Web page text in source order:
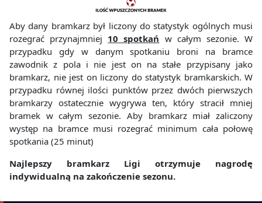
Aby dany bramkarz był liczony do statystyk ogólnych musi
rozegrać przynajmniej 10 spotkań w całym sezonie. W
przypadku gdy w danym spotkaniu broni na bramce
zawodnik z pola i nie jest on na stałe przypisany jako
bramkarz, nie jest on liczony do statystyk bramkarskich. W
przypadku równej ilości punktów przez dwóch pierwszych
bramkarzy ostatecznie wygrywa ten, który stracił mniej
bramek w całym sezonie. Aby bramkarz miał zaliczony
występ na bramce musi rozegrać minimum cała połowę
spotkania (25 minut)
Najlepszy bramkarz Ligi otrzymuje nagrodę
indywidualną na zakończenie sezonu.